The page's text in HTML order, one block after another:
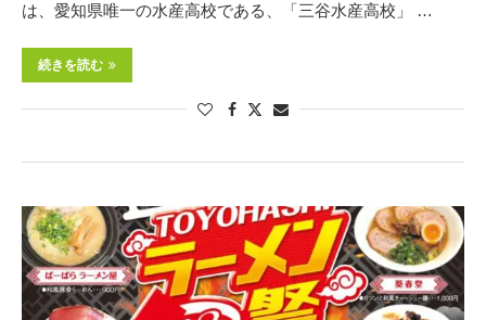
は、愛知県唯一の水産高校である、「三谷水産高校」 …
続きを読む